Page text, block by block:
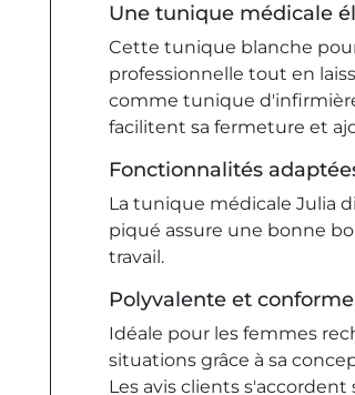
Une tunique médicale
Cette tunique blanche
professionnelle tout en
comme tunique
facilitent sa fermeture et
Fonctionnalités
La tunique médicale Julia
piqué assure une bonne
travail.
Polyvalente et
Idéale pour les femmes
situations grâce à sa
Les avis clients